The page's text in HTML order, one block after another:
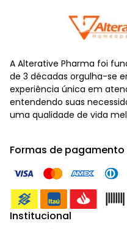
A Alterative Pharma foi
de 3 décadas orgulha-se
experiência única em
entendendo suas
uma qualidade de vida
Formas de pagamento
Institucional